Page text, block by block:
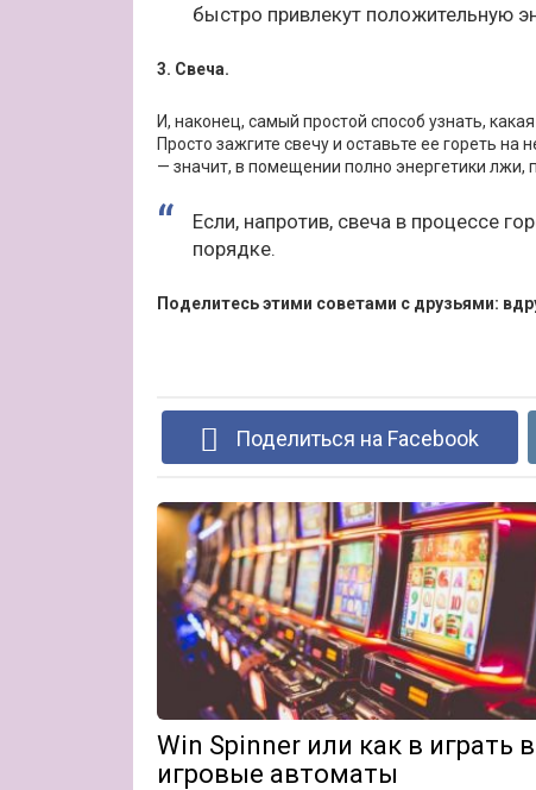
быстро привлекут положительную
3. Свеча.
И, наконец, самый простой способ узнать,
Просто зажгите свечу и оставьте ее гореть на
— значит, в помещении полно энергетики лжи,
Если, напротив, свеча в процессе
порядке.
Поделитесь этими советами с друзьями:
Поделиться на Facebook
Win Spinner или как в играть в
игровые автоматы